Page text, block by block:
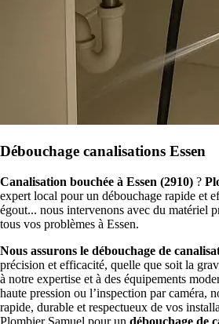
Débouchage canalisations Essen
Canalisation bouchée à Essen (2910) ?
expert local pour un débouchage rapide et
égout... nous intervenons avec du matériel
tous vos problèmes à Essen.
Nous assurons le débouchage de
précision et efficacité, quelle que soit la
à notre expertise et à des équipements
haute pression ou l’inspection par caméra,
rapide, durable et respectueux de vos
Plombier Samuel pour un débouchage de